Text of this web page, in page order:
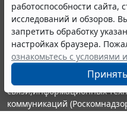
работоспособности сайта,
исследований и обзоров.
запретить обработку
настройках браузера.
ознакомьтесь с условиями
Принять
© ООО "НПП "ГАРАНТ-
выпускается с 1990 года.
являются участниками
информации ГАРАНТ.
Портал ГАРАНТ.РУ
издания Федеральной
связи,информационных
коммуникаций